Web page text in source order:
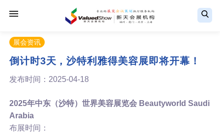
展会资讯
倒计时3天，沙特利雅得美容展即将开幕！
发布时间：2025-04-18
2025年中东（沙特）世界美容展览会 Beautyworld Saudi
Arabia
布展时间：